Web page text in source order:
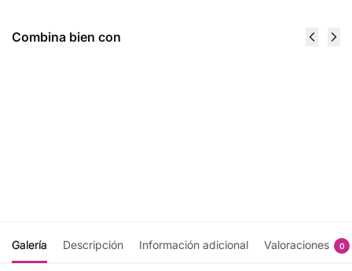
Combina bien con
Galería Descripción Información adicional Valoraciones 0